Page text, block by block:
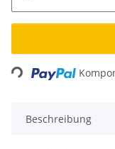
Beschreibung